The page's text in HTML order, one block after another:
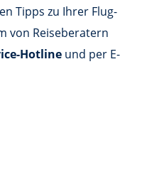
Tipps zu Ihrer Flug-
von Reiseberatern
Hotline und per E-